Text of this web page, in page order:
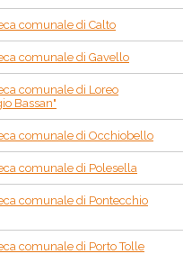
comunale di Calto
comunale di Gavello
comunale di Loreo
Bassan"
comunale di Occhiobello
comunale di Polesella
comunale di Pontecchio
comunale di Porto Tolle